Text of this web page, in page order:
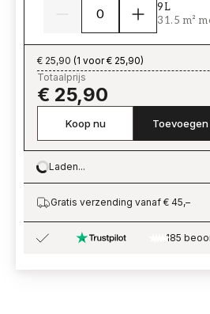
9L
31.5 m²
€ 25,90 (1 voor € 25,90)
Totaalprijs
€ 25,90
Koop nu
Loading…
Laden...
Gratis verzending vanaf € 45,–
185